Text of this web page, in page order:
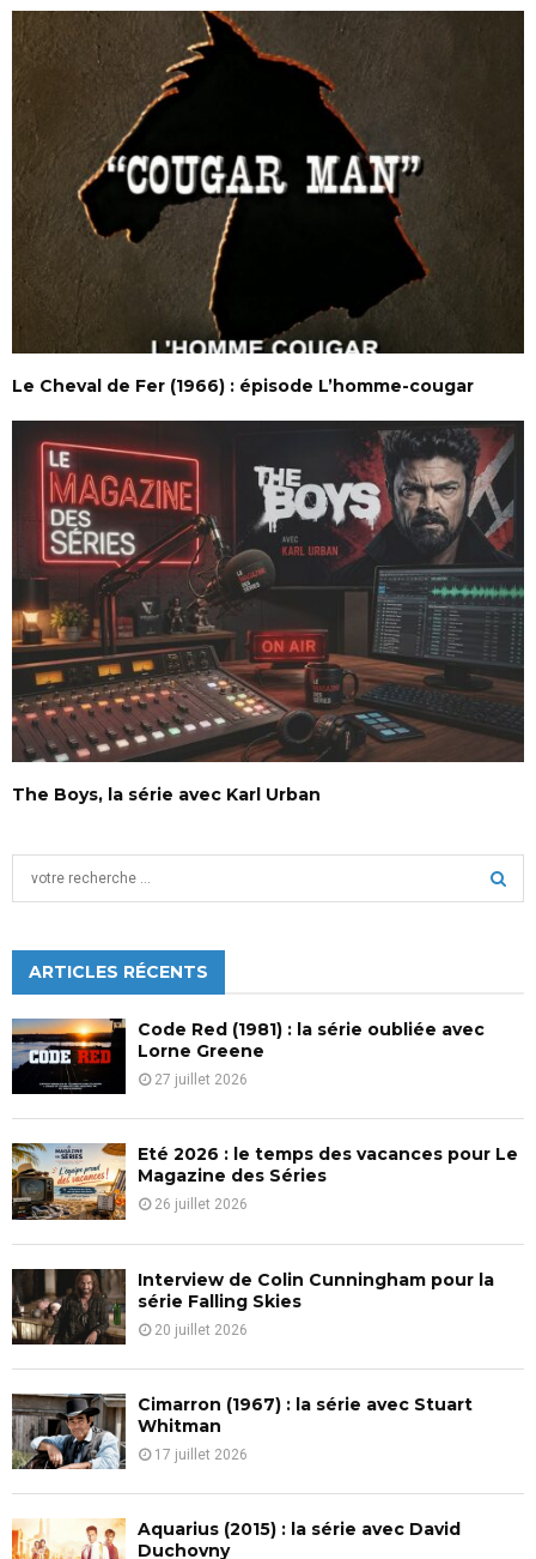
Le Cheval de Fer (1966) : épisode L’homme-cougar
The Boys, la série avec Karl Urban
h
f
o
r
:
C
H
ARTICLES RÉCENTS
Code Red (1981) : la série oubliée avec
Lorne Greene
27 juillet 2026
Eté 2026 : le temps des vacances pour Le
Magazine des Séries
26 juillet 2026
Interview de Colin Cunningham pour la
série Falling Skies
20 juillet 2026
Cimarron (1967) : la série avec Stuart
Whitman
17 juillet 2026
Aquarius (2015) : la série avec David
Duchovny